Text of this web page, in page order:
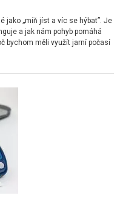
jako „míň jíst a víc se hýbat”. Je
a jak nám pohyb pomáhá
bychom měli využít jarní počasí